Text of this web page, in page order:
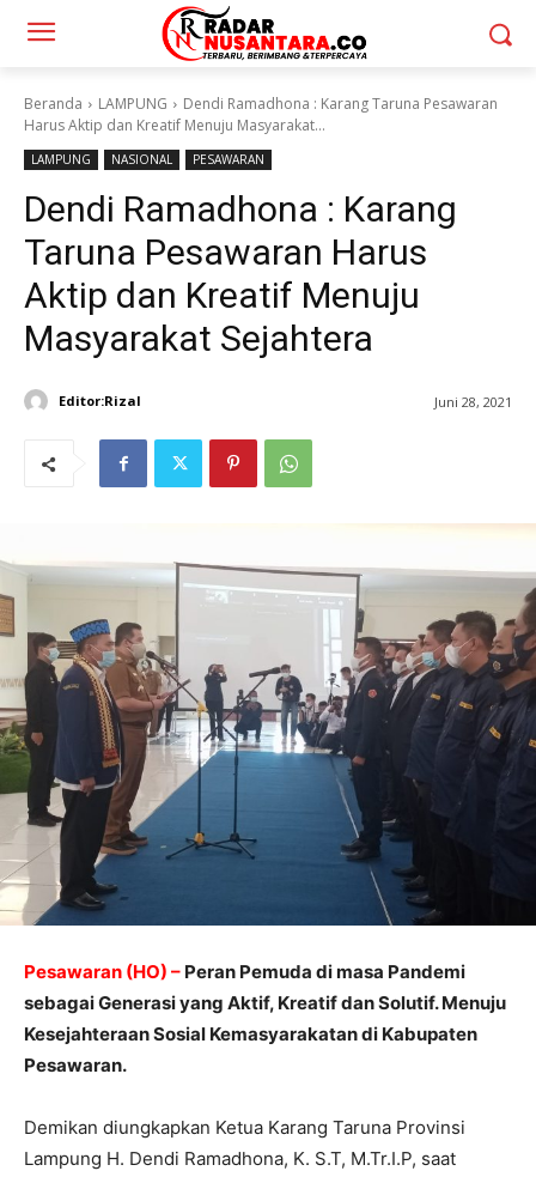
Beranda LAMPUNG
Dendi Ramadhona : Karang Taruna Pesawaran
Harus Aktip dan Kreatif Menuju Masyarakat...
LAMPUNG NASIONAL PESAWARAN
Dendi Ramadhona : Karang
Taruna Pesawaran Harus
Aktip dan Kreatif Menuju
Masyarakat Sejahtera
Editor:Rizal Juni 28, 2021
Pesawaran (HO) – Peran Pemuda di masa Pandemi
sebagai Generasi yang Aktif, Kreatif dan Solutif. Menuju
Kesejahteraan Sosial Kemasyarakatan di Kabupaten
Pesawaran.
Demikan diungkapkan Ketua Karang Taruna Provinsi
Lampung H. Dendi Ramadhona, K. S.T, M.Tr.I.P, saat